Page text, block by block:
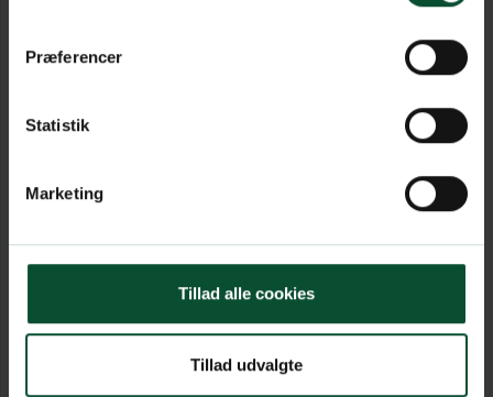
Præferencer
Statistik
Marketing
Tillad alle cookies
Tillad udvalgte